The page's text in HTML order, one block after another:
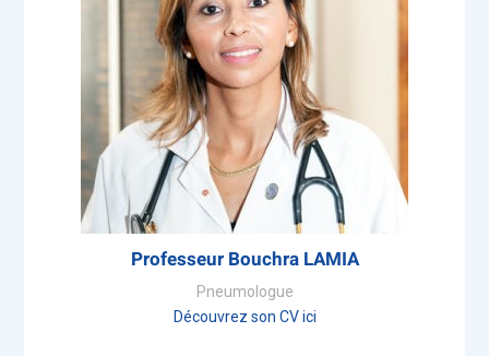
Professeur Bouchra LAMIA
Pneumologue
Découvrez son CV ici